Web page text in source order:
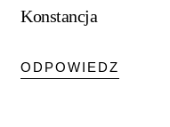
Konstancja
ODPOWIEDZ